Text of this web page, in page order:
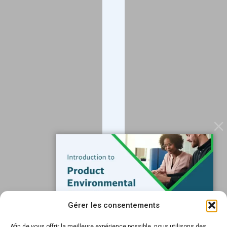
Gérer les consentements
Abonnez-vous à notre blog